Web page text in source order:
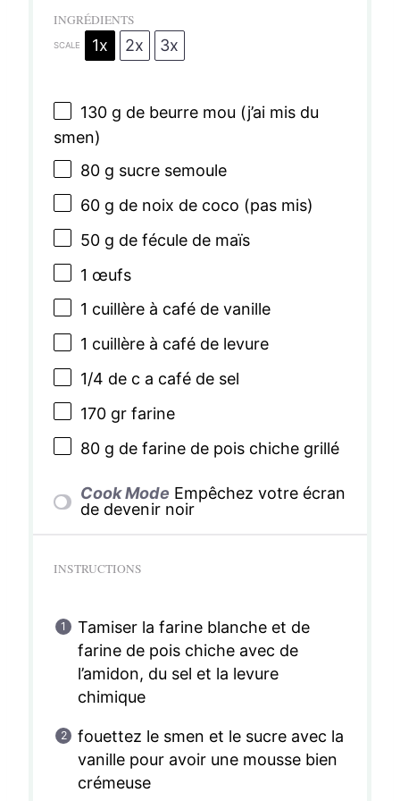
INGRÉDIENTS
SCALE 1x 2x 3x
130 g de beurre mou (j’ai mis du
smen)
80 g sucre semoule
60 g de noix de coco (pas mis)
50 g de fécule de maïs
1 œufs
1 cuillère à café de vanille
1 cuillère à café de levure
1/4 de c a café de sel
170gr farine
80 g de farine de pois chiche grillé
Cook Mode Empêchez votre écran
de devenir noir
INSTRUCTIONS
Tamiser la farine blanche et de
farine de pois chiche avec de
l’amidon, du sel et la levure
chimique
fouettez le smen et le sucre avec la
vanille pour avoir une mousse bien
crémeuse